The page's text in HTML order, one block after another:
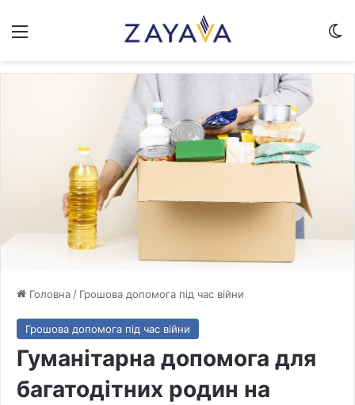
Меню
Головна/ Грошова допомога під час війни
Грошова допомога під час війни
Гуманітарна допомога для
багатодітних родин на